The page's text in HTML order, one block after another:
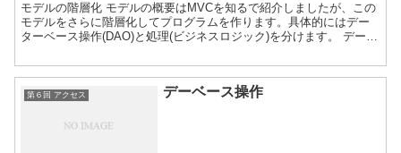
モデルの階層化 モデルの概要はMVCを知るで紹介しましたが、この
モデルをさらに階層化してプログラムを作ります。具体的にはデー
ターベース操作(DAO)と処理(ビジネスロジック)を分けます。 データ
第６回 アクセス デーベース操作